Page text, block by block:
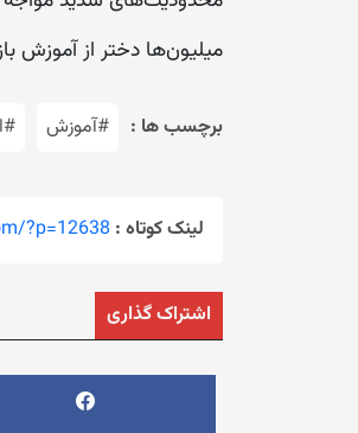
میلیون‌ها دختر از آموزش
برچسب ها : #آموزش
لینک کوتاه : ?p=12638
اشتراک گذاری